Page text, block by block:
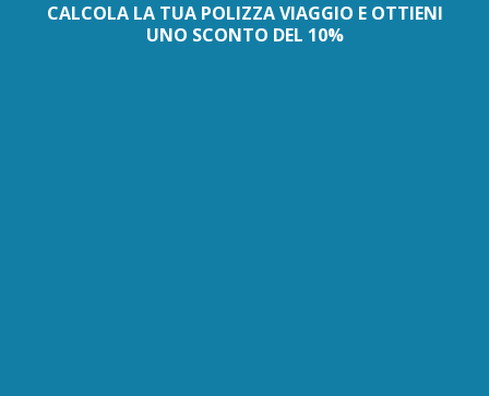
CALCOLA LA TUA POLIZZA VIAGGIO E OTTIENI
UNO SCONTO DEL 10%